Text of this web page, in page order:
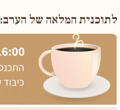
לתוכנית המלאה של הערב: